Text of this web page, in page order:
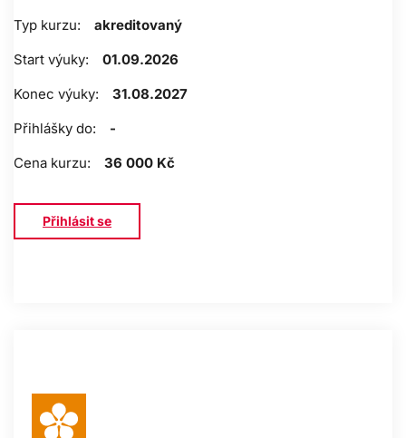
Typ kurzu:
akreditovaný
Start výuky:
01.09.2026
Konec výuky:
31.08.2027
Přihlášky do:
-
Cena kurzu:
36 000 Kč
Přihlásit se